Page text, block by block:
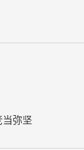
弥坚